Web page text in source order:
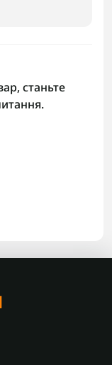
станьте